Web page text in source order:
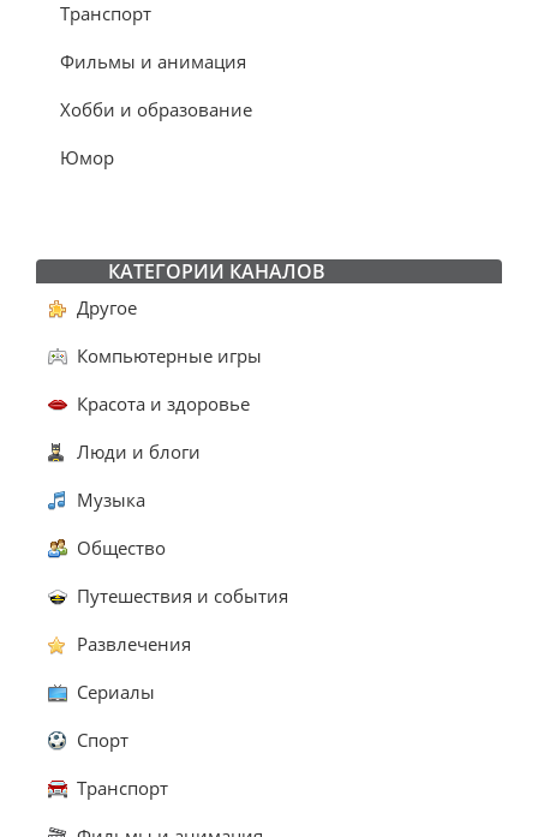
Транспорт
Фильмы и анимация
Хобби и образование
Юмор
КАТЕГОРИИ КАНАЛОВ
Другое
Компьютерные игры
Красота и здоровье
Люди и блоги
Музыка
Общество
Путешествия и события
Развлечения
Сериалы
Спорт
Транспорт